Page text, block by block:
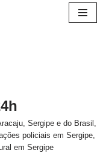
Sergipe e do Brasil,
policiais em Sergipe,
em Sergipe